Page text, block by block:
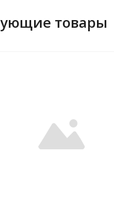
товары